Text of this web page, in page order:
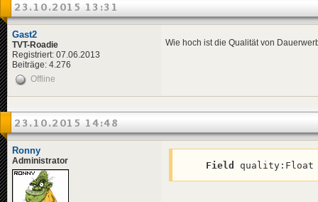
23.10.2015 13:31
Gast2
TVT-Roadie
Registriert: 07.06.2013
Beiträge: 4.276
Wie hoch ist die Qualität von
Offline
23.10.2015 14:48
Ronny
Administrator Field